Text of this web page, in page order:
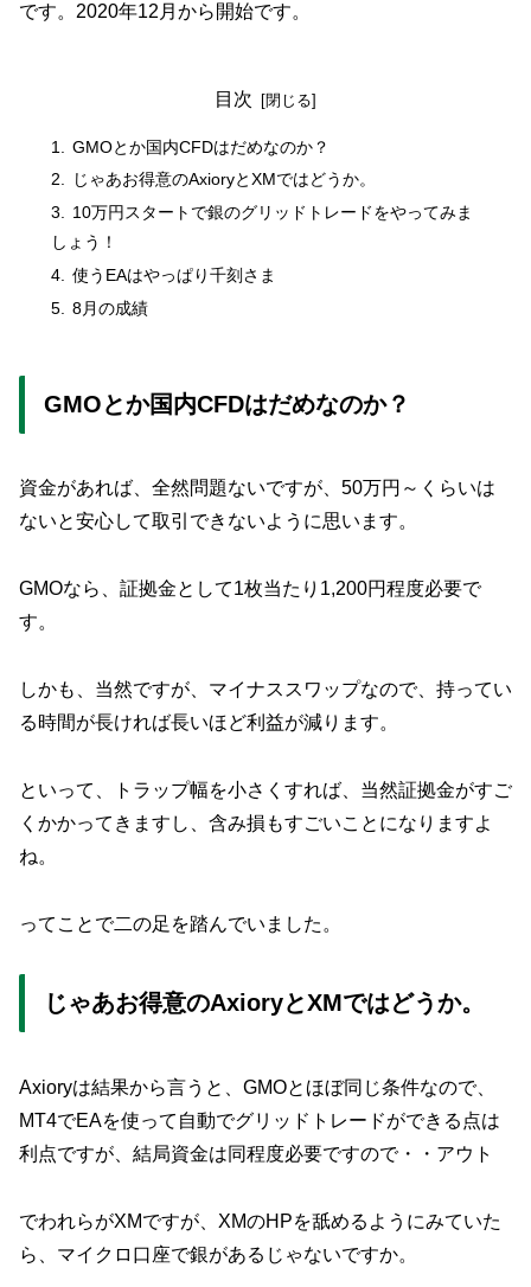
です。2020年12月から開始です。
目次
GMOとか国内CFDはだめなのか？
じゃあお得意のAxioryとXMではどうか。
10万円スタートで銀のグリッドトレードをやってみま
しょう！
使うEAはやっぱり千刻さま
8月の成績
GMOとか国内CFDはだめなのか？
資金があれば、全然問題ないですが、50万円～くらいは
ないと安心して取引できないように思います。
GMOなら、証拠金として1枚当たり1,200円程度必要で
す。
しかも、当然ですが、マイナススワップなので、持ってい
る時間が長ければ長いほど利益が減ります。
といって、トラップ幅を小さくすれば、当然証拠金がすご
くかかってきますし、含み損もすごいことになりますよ
ね。
ってことで二の足を踏んでいました。
じゃあお得意のAxioryとXMではどうか。
Axioryは結果から言うと、GMOとほぼ同じ条件なので、
MT4でEAを使って自動でグリッドトレードができる点は
利点ですが、結局資金は同程度必要ですので・・アウト
でわれらがXMですが、XMのHPを舐めるようにみていた
ら、マイクロ口座で銀があるじゃないですか。